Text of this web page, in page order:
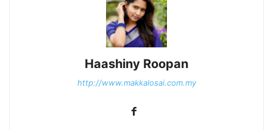
Haashiny Roopan
http://www.makkalosai.com.my